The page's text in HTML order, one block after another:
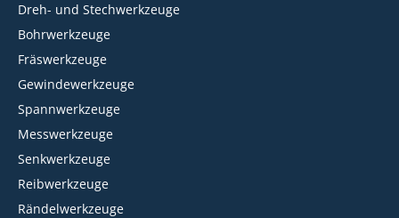
Dreh- und Stechwerkzeuge
Bohrwerkzeuge
Fräswerkzeuge
Gewindewerkzeuge
Spannwerkzeuge
Messwerkzeuge
Senkwerkzeuge
Reibwerkzeuge
Rändelwerkzeuge